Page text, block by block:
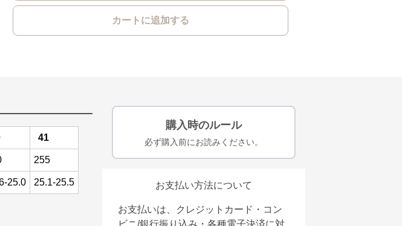
カートに追加する
41
255
25.0 25.1-25.5
購入時のルール
必ず購入前にお読みください。
お支払い方法について
お支払いは、クレジットカード・コン
ビニ/銀行振り込み・各種電子決済に対